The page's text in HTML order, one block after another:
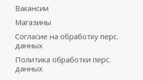
Вакансии
Магазины
Согласие на обработку перс.
данных
Политика обработки перс.
данных